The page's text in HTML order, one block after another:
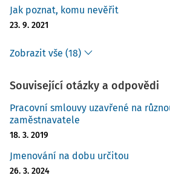
Jak poznat, komu nevěřit
23. 9. 2021
Zobrazit vše (18)
Související otázky a odpovědi
Pracovní smlouvy uzavřené na
zaměstnavatele
18. 3. 2019
Jmenování na dobu určitou
26. 3. 2024